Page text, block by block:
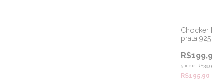
Chocker
prata 925
5 xde
R$195,90